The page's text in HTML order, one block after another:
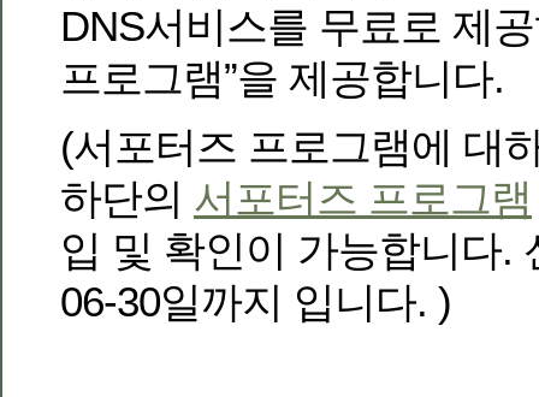
DNS서비스를 무료로 제
프로그램”을 제공합니다.
(서포터즈 프로그램에 대
하단의 서포터즈 프로그램
입 및 확인이 가능합니다.
06-30일까지 입니다. )